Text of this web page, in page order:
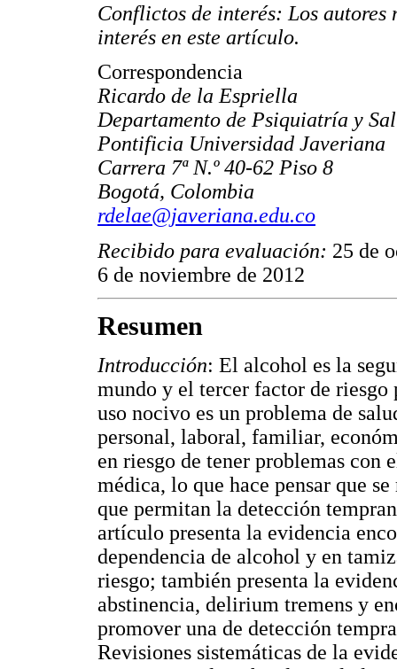
Conflictos de interés: Los
interés en este artículo.
Correspondencia
Ricardo de la Espriella
Departamento de Psiquiatría y
Pontificia Universidad Javeriana
Carrera 7ª N.º 40-62 Piso 8
Bogotá, Colombia
rdelae@javeriana.edu.co
Recibido para evaluación: 25 de
6 de noviembre de 2012
Resumen
Introducción: El alcohol es la
mundo y el tercer factor de riesgo
uso nocivo es un problema de
personal, laboral, familiar,
en riesgo de tener problemas con
médica, lo que hace pensar que
que permitan la detección
artículo presenta la evidencia
dependencia de alcohol y en
riesgo; también presenta la
abstinencia, delirium tremens y
promover una de detección
Revisiones sistemáticas de la